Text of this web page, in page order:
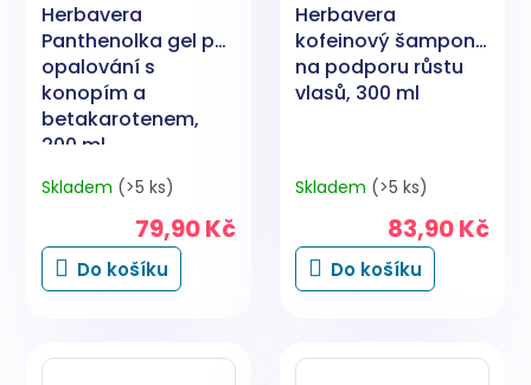
Herbavera
Panthenolka gel po
opalování s
konopím a
betakarotenem,
200 ml
Skladem (>5 ks)
79,90 Kč
Do košíku
Herbavera
kofeinový šampon
na podporu růstu
vlasů, 300 ml
Skladem (>5 ks)
83,90 Kč
Do košíku